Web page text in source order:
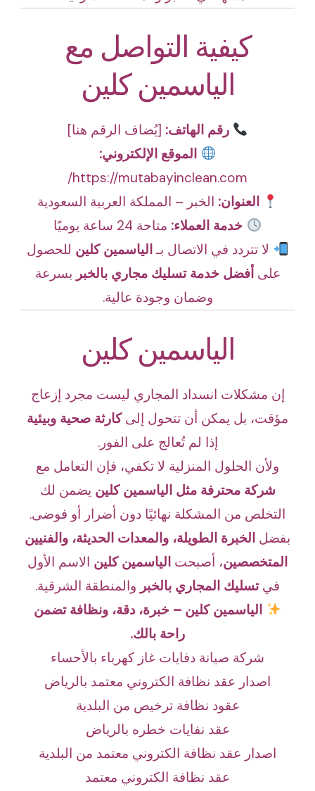
كيفية التواصل مع
الياسمين كلين
رقم الهاتف: [يُضاف الرقم هنا]
الموقع الإلكتروني:
https://mutabayinclean.com/
العنوان: الخبر – المملكة العربية السعودية
خدمة العملاء: متاحة 24 ساعة يوميًا
لا تتردد في الاتصال بـالياسمين كلين للحصول
علىأفضل خدمة تسليك مجاري بالخبر بسرعة
وضمان وجودة عالية.
الياسمين كلين
إن مشكلات انسداد المجاري ليست مجرد إزعاج
مؤقت، بل يمكن أن تتحول إلىكارثة صحية وبيئية
إذا لم تُعالج على الفور.
ولأن الحلول المنزلية لا تكفي، فإن التعامل مع
شركة محترفة مثل الياسمين كلين يضمن لك
التخلص من المشكلة نهائيًا دون أضرار أو فوضى.
بفضل الخبرة الطويلة، والمعدات الحديثة، والفنيين
المتخصصين، أصبحت الياسمين كلين الاسم الأول
فيتسليك المجاري بالخبر والمنطقة الشرقية.
الياسمين كلين – خبرة، دقة، ونظافة تضمن
راحة بالك.
شركة صيانة دفايات غاز كهرباء بالأحساء
اصدار عقد نظافة الكتروني معتمد بالرياض
عقود نظافة ترخيص من البلدية
عقد نفايات خطره بالرياض
اصدار عقد نظافة الكتروني معتمد من البلدية
عقد نظافة الكتروني معتمد